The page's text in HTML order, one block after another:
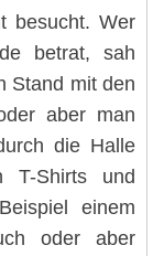
besucht. Wer
betrat, sah
Stand mit den
aber man
die Halle
T-Shirts und
einem
oder aber